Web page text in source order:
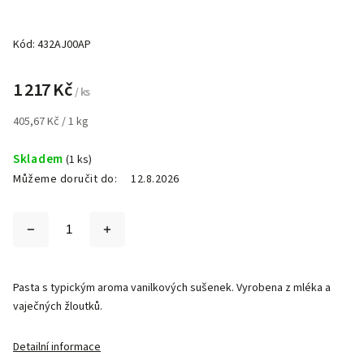
Kód: 432AJ00AP
1 217 Kč/ ks
405,67 Kč / 1 kg
Skladem (1 ks)
Můžeme doručit do:
12.8.2026
Pasta s typickým aroma vanilkových sušenek. Vyrobena z mléka a
vaječných žloutků.
Detailní informace